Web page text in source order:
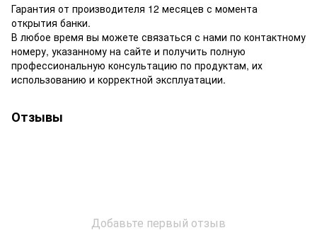
Гарантия от производителя 12 месяцев с момента
открытия банки.
В любое время вы можете связаться с нами по контактному
номеру, указанному на сайте и получить полную
профессиональную консультацию по продуктам, их
использованию и корректной эксплуатации.
Отзывы
Добавьте первый отзыв